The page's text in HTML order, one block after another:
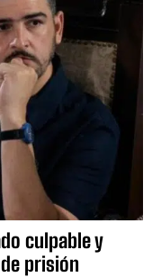
culpable y
prisión